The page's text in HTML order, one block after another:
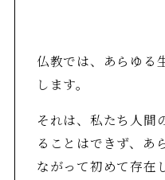
仏教では、あらゆる
します。
それは、私たち人間
ることはできず、あ
ながって初めて存在